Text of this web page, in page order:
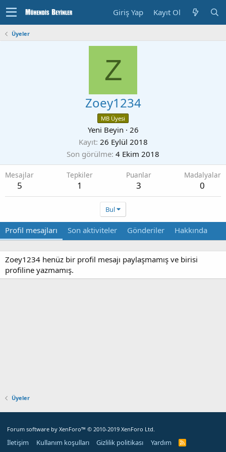
Giriş Yap Kayıt Ol
Üyeler
Z
Zoey1234
MB Üyesi
Yeni Beyin · 26
Kayıt 26 Eylül 2018
Son görülme 4 Ekim 2018
Mesajlar
5
Tepkiler
1
Puanlar
3
Madalyalar
0
Bul
Profil mesajları Son aktiviteler Gönderiler Hakkında
Zoey1234 henüz bir profil mesajı paylaşmamış ve birisi
profiline yazmamış.
Üyeler
Forum software by XenForo™ © 2010-2019 XenForo Ltd.
İletişim Kullanım koşulları Gizlilik politikası Yardım
R